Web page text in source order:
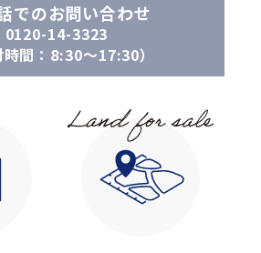
でのお問い合わせ
0120-14-3323
時間：8:30〜17:30）